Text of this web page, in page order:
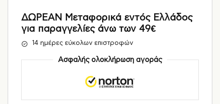
ΔΩΡΕΑΝ Μεταφορικά εντός Ελλάδος
για παραγγελίες άνω των 49€
14 ημέρες εύκολων επιστροφών
Ασφαλής ολοκλήρωση αγοράς